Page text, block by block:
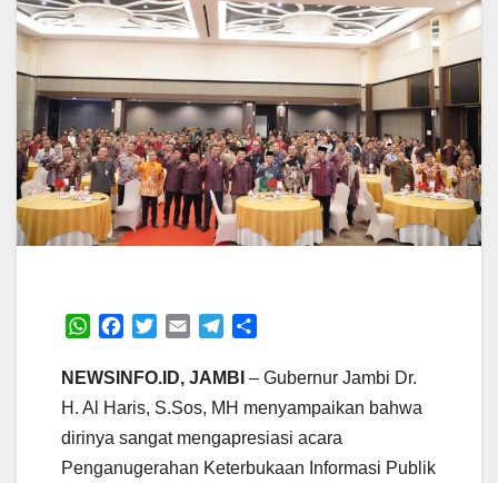
W
a
t
A
p
c
o
o
i
t
e
r
a
l
e
r
a
a
NEWSINFO.ID, JAMBI – Gubernur Jambi Dr.
H. Al Haris, S.Sos, MH menyampaikan bahwa
dirinya sangat mengapresiasi acara
Penganugerahan Keterbukaan Informasi Publik